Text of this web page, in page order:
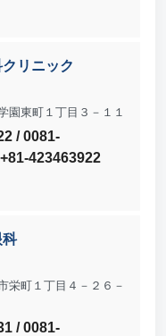
リニック
園東町１丁目３－１１
/ 0081-
423463922
科
栄町１丁目４－２６－
/ 0081-